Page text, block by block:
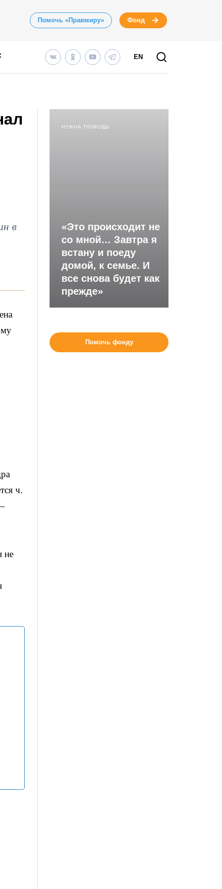
Помочь «Правмиру» Фонд
EN
в
ч.
не
НУЖНА ПОМОЩЬ
«Это происходит не
со мной… Завтра я
встану и поеду
домой, к семье. И
все снова будет как
прежде»
Помочь фонду